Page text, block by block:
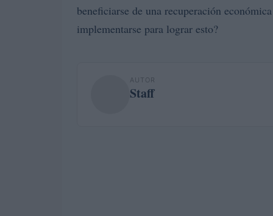
beneficiarse de una recuperación
implementarse para lograr esto?
AUTOR
Staff